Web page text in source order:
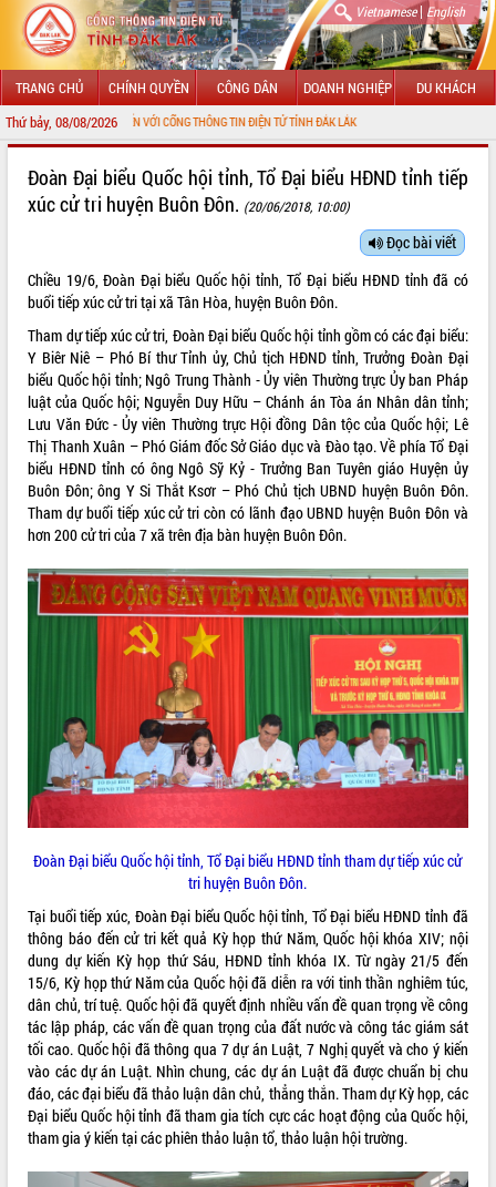
Vietnamese| English
TRANG CHỦ CHÍNH QUYỀN CÔNG DÂN DOANH NGHIỆP DU KHÁCH
Thứ bảy, 08/08/2026
MỪNG ĐẾN VỚI CỔNG THÔNG TIN ĐIỆN TỬ TỈNH ĐẮK LẮK
LÃNH ĐẠO UBND TỈNH
SỞ, BAN, NGÀNH
UBND CÁC XÃ, PHƯỜNG
THÔNG TIN CHỈ ĐẠO ĐIỀU HÀNH
HỆ THỐNG VĂN BẢN
VĂN BẢN HĐND TỈNH
ĐIỂM TIN VĂN BẢN
QUY HOẠCH - KẾ HOẠCH
VIDEO
Loading the player...
Khám bệnh, cấp phát thuốc miễn phí
và tặng quà người dân xã Cư Pui
Hội nghị UBND tỉnh Đắk Lắk thường kỳ
tháng 7/2026
Đoàn Đại biểu Quốc hội tỉnh, Tổ Đại biểu HĐND tỉnh tiếp
xúc cử tri huyện Buôn Đôn. (20/06/2018, 10:00)
Đọc bài viết
Chiều 19/6, Đoàn Đại biểu Quốc hội tỉnh, Tổ Đại biểu HĐND tỉnh đã có
buổi tiếp xúc cử tri tại xã Tân Hòa, huyện Buôn Đôn.
Tham dự tiếp xúc cử tri, Đoàn Đại biểu Quốc hội tỉnh gồm có các đại biểu:
Y Biêr Niê – Phó Bí thư Tỉnh ủy, Chủ tịch HĐND tỉnh, Trưởng Đoàn Đại
biểu Quốc hội tỉnh; Ngô Trung Thành - Ủy viên Thường trực Ủy ban Pháp
luật của Quốc hội; Nguyễn Duy Hữu – Chánh án Tòa án Nhân dân tỉnh;
Lưu Văn Đức - Ủy viên Thường trực Hội đồng Dân tộc của Quốc hội; Lê
Thị Thanh Xuân – Phó Giám đốc Sở Giáo dục và Đào tạo. Về phía Tổ Đại
biểu HĐND tỉnh có ông Ngô Sỹ Kỷ - Trưởng Ban Tuyên giáo Huyện ủy
Buôn Đôn; ông Y Si Thắt Ksơr – Phó Chủ tịch UBND huyện Buôn Đôn.
Tham dự buổi tiếp xúc cử tri còn có lãnh đạo UBND huyện Buôn Đôn và
hơn 200 cử tri của 7 xã trên địa bàn huyện Buôn Đôn.
Đoàn Đại biểu Quốc hội tỉnh, Tổ Đại biểu HĐND tỉnh tham dự tiếp xúc cử
tri huyện Buôn Đôn.
Tại buổi tiếp xúc, Đoàn Đại biểu Quốc hội tỉnh, Tổ Đại biểu HĐND tỉnh đã
thông báo đến cử tri kết quả Kỳ họp thứ Năm, Quốc hội khóa XIV; nội
dung dự kiến Kỳ họp thứ Sáu, HĐND tỉnh khóa IX. Từ ngày 21/5 đến
15/6, Kỳ họp thứ Năm của Quốc hội đã diễn ra với tinh thần nghiêm túc,
dân chủ, trí tuệ. Quốc hội đã quyết định nhiều vấn đề quan trọng về công
tác lập pháp, các vấn đề quan trọng của đất nước và công tác giám sát
tối cao. Quốc hội đã thông qua 7 dự án Luật, 7 Nghị quyết và cho ý kiến
vào các dự án Luật. Nhìn chung, các dự án Luật đã được chuẩn bị chu
đáo, các đại biểu đã thảo luận dân chủ, thẳng thắn. Tham dự Kỳ họp, các
Đại biểu Quốc hội tỉnh đã tham gia tích cực các hoạt động của Quốc hội,
tham gia ý kiến tại các phiên thảo luận tổ, thảo luận hội trường.